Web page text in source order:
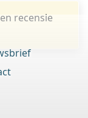
recensie